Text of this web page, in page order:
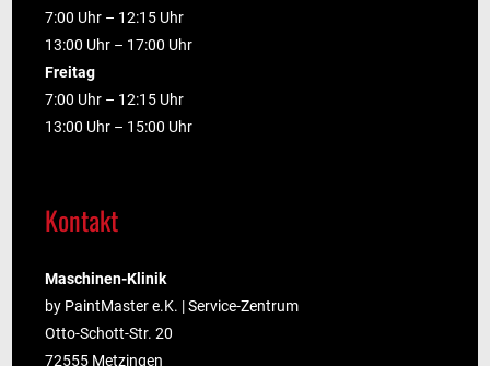
7:00 Uhr – 12:15 Uhr
13:00 Uhr – 17:00 Uhr
Freitag
7:00 Uhr – 12:15 Uhr
13:00 Uhr – 15:00 Uhr
Kontakt
Maschinen-Klinik
by PaintMaster e.K. | Service-Zentrum
Otto-Schott-Str. 20
72555 Metzingen